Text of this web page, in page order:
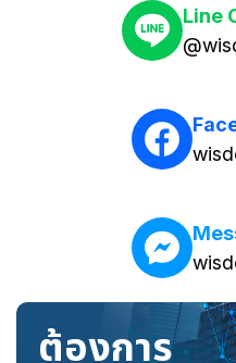
Line
ต้องการ